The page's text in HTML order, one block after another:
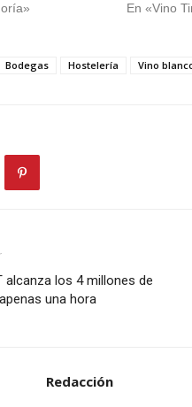
En «Vino
Bodegas Hostelería Vino
alcanza los 4 millones de
una hora
Redacción